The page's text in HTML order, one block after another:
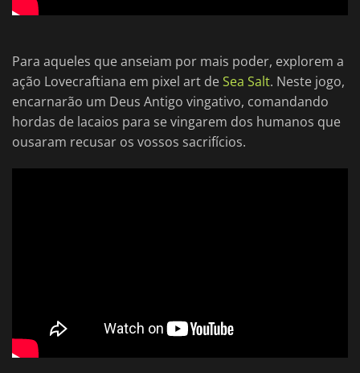
Para aqueles que anseiam por mais poder, explorem a
ação Lovecraftiana em pixel art deSea Salt. Neste jogo,
encarnarão um Deus Antigo vingativo, comandando
hordas de lacaios para se vingarem dos humanos que
ousaram recusar os vossos sacrifícios.